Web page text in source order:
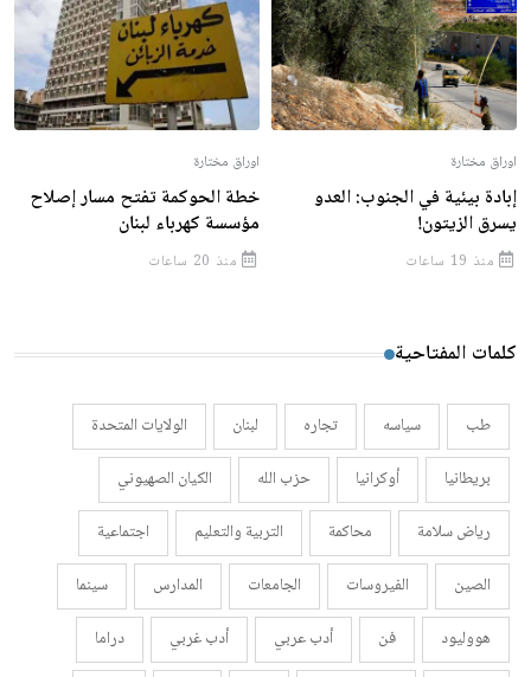
اوراق مختارة
إبادة بيئية في الجنوب: العدو
يسرق الزيتون!
منذ 19 ساعات
اوراق مختارة
خطة الحوكمة تفتح مسار إصلاح
مؤسسة كهرباء لبنان
منذ 20 ساعات
كلمات المفتاحية
طب سياسه تجاره لبنان
الولايات المتحدة
بريطانيا
أوكرانيا حزب الله
الكيان الصهيوني
رياض سلامة
محاكمة التربية والتعليم
اجتماعية
الصين
الفيروسات الجامعات المدارس
سينما
هووليود
فن أدب عربي أدب غربي
دراما